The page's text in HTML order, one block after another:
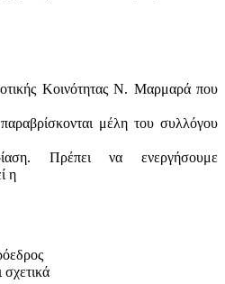
Κοινότητας Ν. Μαρμαρά που
μέλη του συλλόγου
Πρέπει να ενεργήσουμε
η